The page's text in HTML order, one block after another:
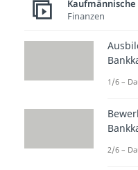
Finanzen
1/6 –
2/6 –